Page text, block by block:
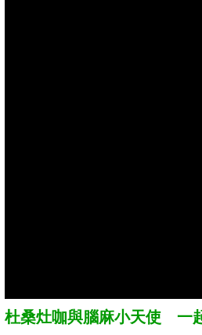
杜桑灶咖與腦麻小天使 一